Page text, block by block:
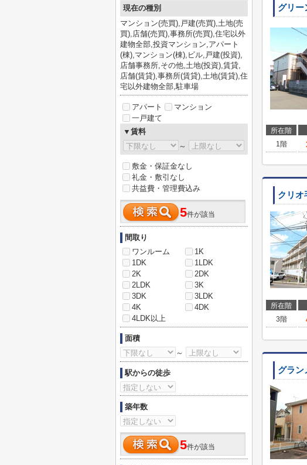
グリー
所在階
1階
クリオ
所在階
3階
グラン
現在の種別
マンション(売買),戸建(売買),土地(売
買),店舗(売買),事務所(売買),住宅以外
建物全部,投資マンション,アパート
(棟),マンション(棟),ビル,戸建(投資),
店舗事務所,その他,土地(投資),賃貸,
店舗(賃貸),事務所(賃貸),土地(賃貸),住
宅以外建物全部,駐車場
アパート
マンション
一戸建て
▼賃料
～
敷金・保証金なし
礼金・敷引なし
共益費・管理費込み
5件が該当
間取り
ワンルーム
1K
1DK
1LDK
2K
2DK
2LDK
3K
3DK
3LDK
4K
4DK
4LDK以上
面積
～
駅からの徒歩
築年数
5件が該当